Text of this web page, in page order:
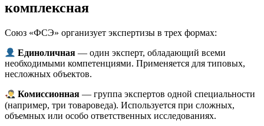
комплексная
Союз «ФСЭ» организует экспертизы в трех формах:
Единоличная — один эксперт, обладающий всеми
необходимыми компетенциями. Применяется для типовых,
несложных объектов.
Комиссионная — группа экспертов одной специальности
(например, три товароведа). Используется при сложных,
объемных или особо ответственных исследованиях.